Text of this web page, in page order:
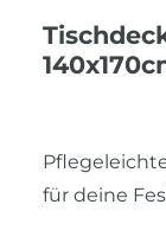
für deine